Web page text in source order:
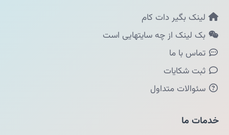
لینک بگیر دات کام
بک لینک از چه سایتهایی است
تماس با ما
ثبت شکایات
سئوالات متداول
خدمات ما